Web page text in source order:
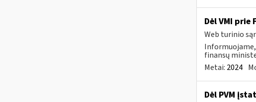
Dėl VMI
Web turinio
Informuojame,
finansų
Metai: 2024
Dėl PVM